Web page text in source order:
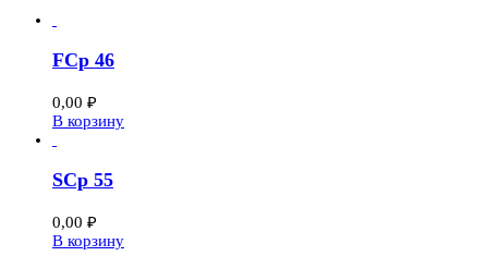
FCp 46
0,00 ₽
В корзину
SCp 55
0,00 ₽
В корзину